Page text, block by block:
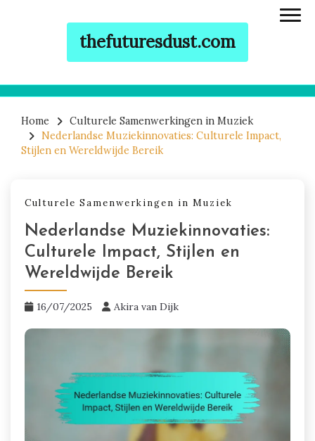
thefuturesdust.com
Home
Culturele Samenwerkingen in Muziek
Nederlandse Muziekinnovaties: Culturele Impact,
Stijlen en Wereldwijde Bereik
Culturele Samenwerkingen in Muziek
Nederlandse Muziekinnovaties:
Culturele Impact, Stijlen en
Wereldwijde Bereik
16/07/2025 Akira van Dijk